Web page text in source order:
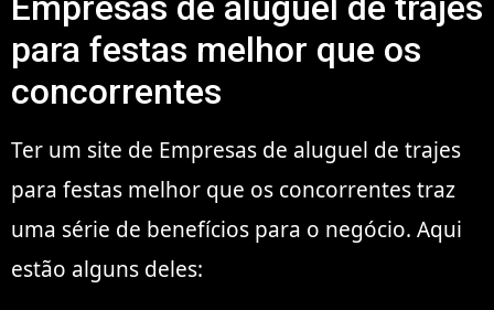
para festas melhor que os
concorrentes
Ter um site de Empresas de aluguel de trajes
para festas melhor que os concorrentes traz
uma série de benefícios para o negócio. Aqui
estão alguns deles: